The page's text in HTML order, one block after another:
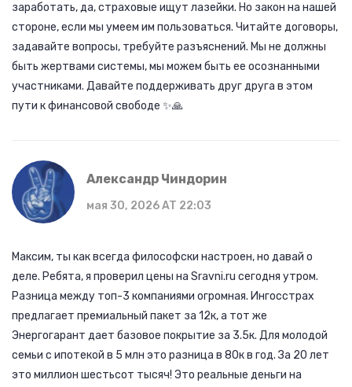
заработать, да, страховые ищут лазейки. Но закон на нашей
стороне, если мы умеем им пользоваться. Читайте договоры,
задавайте вопросы, требуйте разъяснений. Мы не должны
быть жертвами системы, мы можем быть ее осознанными
участниками. Давайте поддерживать друг друга в этом
пути к финансовой свободе ✨🙏
Александр Чиндорин
мая 30, 2026 AT 22:03
Максим, ты как всегда философски настроен, но давай о
деле. Ребята, я проверил цены на Sravni.ru сегодня утром.
Разница между топ-3 компаниями огромная. Ингосстрах
предлагает премиальный пакет за 12к, а тот же
Энергогарант дает базовое покрытие за 3.5к. Для молодой
семьи с ипотекой в 5 млн это разница в 80к в год. За 20 лет
это миллион шестьсот тысяч! Это реальные деньги на